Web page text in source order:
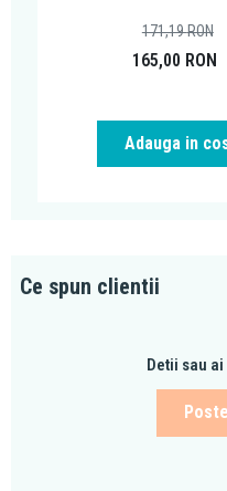
165,00 RON
171,19RON
Adauga in
Ce spun clientii
Detii sau